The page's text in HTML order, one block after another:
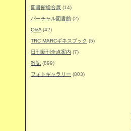
図書館総合展 (14)
バーチャル図書館 (2)
Q&A (42)
TRC MARCギネスブック (5)
日刊新刊全点案内 (7)
雑記 (899)
フォトギャラリー (803)